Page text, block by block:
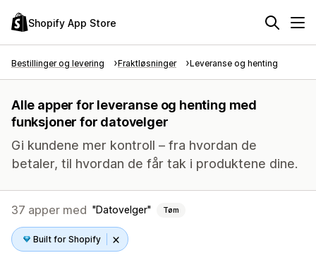
Shopify App Store
Bestillinger og levering Fraktløsninger Leveranse og henting
Alle apper for leveranse og henting med
funksjoner for datovelger
Gi kundene mer kontroll – fra hvordan de
betaler, til hvordan de får tak i produktene dine.
37 apper med Datovelger Tøm
Built for Shopify